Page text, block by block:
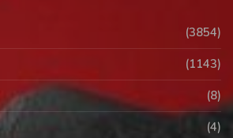
(3854)
(1143)
(8)
(4)